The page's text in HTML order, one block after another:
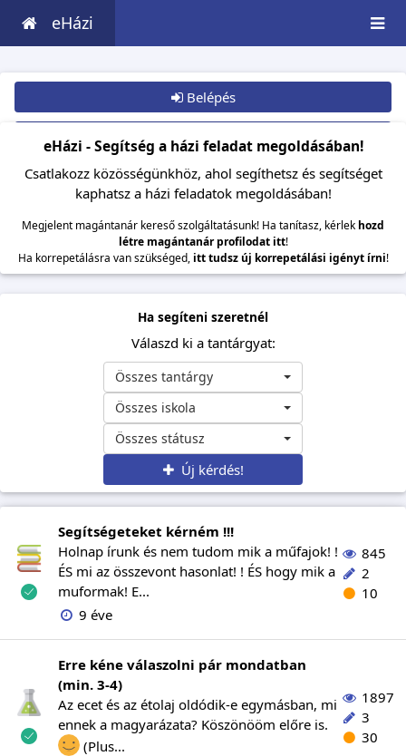
eHázi
Belépés
Csatlakozom
eHázi - Segítség a házi feladat megoldásában!
Csatlakozz közösségünkhöz, ahol segíthetsz és segítséget
kaphatsz a házi feladatok megoldásában!
Megjelent magántanár kereső szolgáltatásunk! Ha tanítasz, kérlek hozd
létre magántanár profilodat itt!
Ha korrepetálásra van szükséged, itt tudsz új korrepetálási igényt írni!
Ha segíteni szeretnél
Válaszd ki a tantárgyat:
Összes tantárgy
Összes iskola
Összes státusz
Új kérdés!
Segítségeteket kérném !!!
Holnap írunk és nem tudom mik a műfajok! !
ÉS mi az összevont hasonlat! ! ÉS hogy mik a
muformak! E...
9 éve
845
2
10
Erre kéne válaszolni pár mondatban
(min. 3-4)
Az ecet és az étolaj oldódik-e egymásban, mi
ennek a magyarázata? Köszönööm előre is.
(Plus...
1897
3
30